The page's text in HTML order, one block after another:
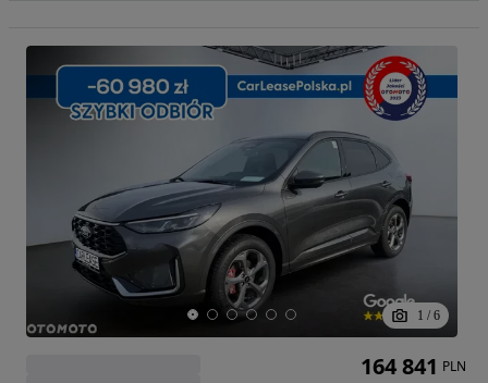
1 / 6
164 841 PLN